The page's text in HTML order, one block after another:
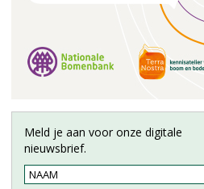
Meld je aan voor onze digitale
nieuwsbrief.